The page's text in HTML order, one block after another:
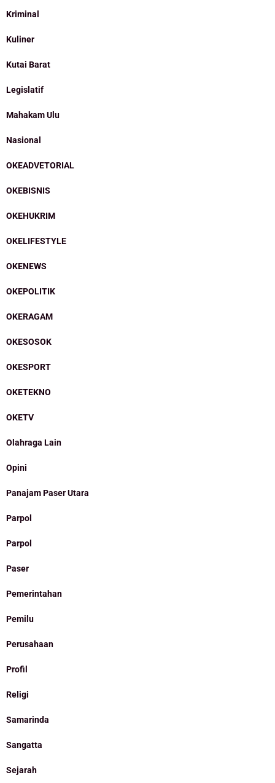
Kriminal
Kuliner
Kutai Barat
Legislatif
Mahakam Ulu
Nasional
OKEADVETORIAL
OKEBISNIS
OKEHUKRIM
OKELIFESTYLE
OKENEWS
OKEPOLITIK
OKERAGAM
OKESOSOK
OKESPORT
OKETEKNO
OKETV
Olahraga Lain
Opini
Panajam Paser Utara
Parpol
Parpol
Paser
Pemerintahan
Pemilu
Perusahaan
Profil
Religi
Samarinda
Sangatta
Sejarah